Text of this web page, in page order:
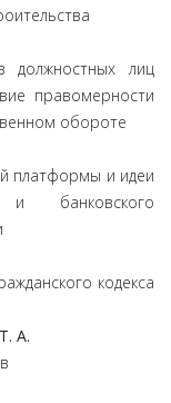
должностных лиц
правомерности
обороте
платформы и идеи
и банковского
кодекса
А.